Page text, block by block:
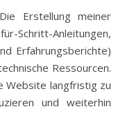
Erstellung meiner
Anleitungen,
Erfahrungsberichte)
Ressourcen.
Website langfristig zu
und weiterhin